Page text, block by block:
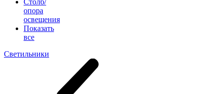
Столб/
опора
освещения
Показать
все
Светильники